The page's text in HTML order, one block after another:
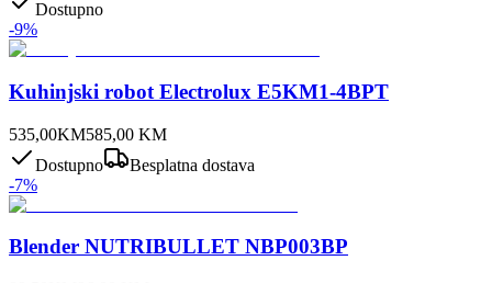
Dostupno
-9%
Kuhinjski robot Electrolux E5KM1-4BPT
535,00KM585,00 KM
Dostupno
Besplatna dostava
-7%
Blender NUTRIBULLET NBP003BP